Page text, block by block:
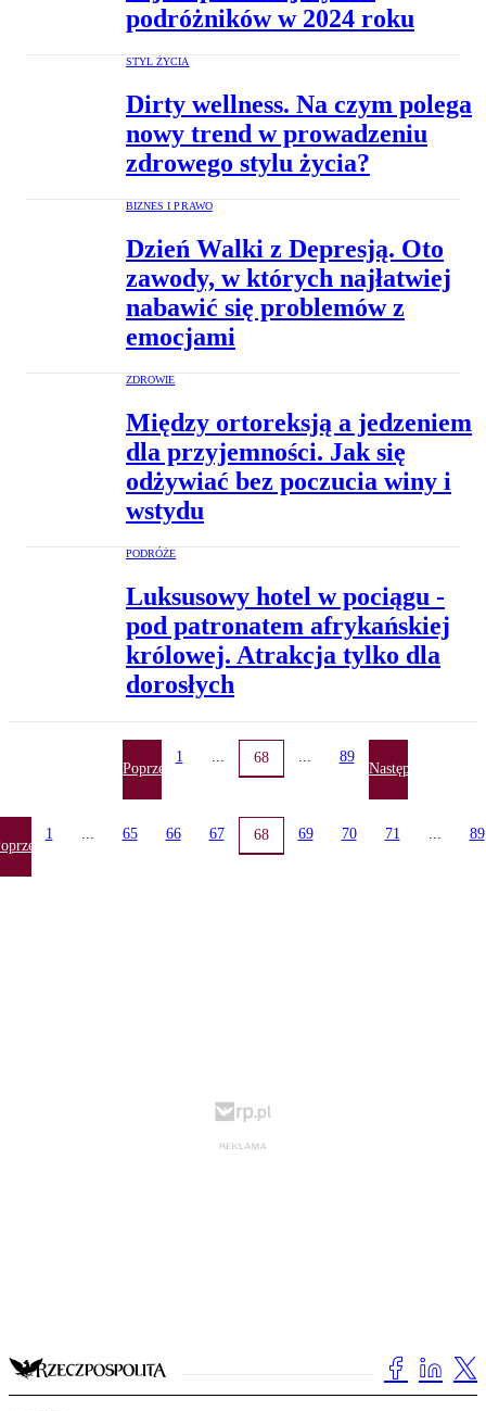
podróżników w 2024 roku
STYL ŻYCIA
Dirty wellness. Na czym polega
nowy trend w prowadzeniu
zdrowego stylu życia?
BIZNES I PRAWO
Dzień Walki z Depresją. Oto
zawody, w których najłatwiej
nabawić się problemów z
emocjami
ZDROWIE
Między ortoreksją a jedzeniem
dla przyjemności. Jak się
odżywiać bez poczucia winy i
wstydu
PODRÓŻE
Luksusowy hotel w pociągu -
pod patronatem afrykańskiej
królowej. Atrakcja tylko dla
dorosłych
Poprzednia
1 68 89
Następna
1 65 66 67 68 69 70 71 89